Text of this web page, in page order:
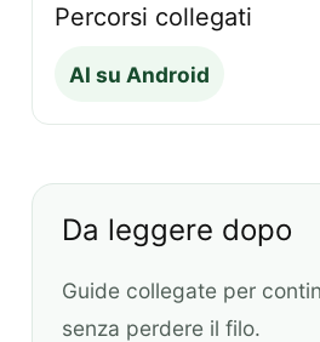
Percorsi collegati
AI su Android
Da leggere dopo
Guide collegate per
senza perdere il filo.